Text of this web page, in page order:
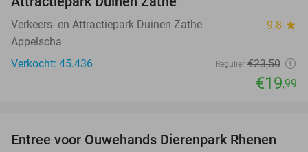
Verkeers- en Attractiepark Duinen Zathe 9.8 star
Appelscha
Verkocht: 45.436
Regulier €23,50
€19,99
19%
Entree voor Ouwehands Dierenpark Rhenen